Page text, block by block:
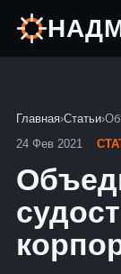
Главная›Статьи›
24 Фев 2021